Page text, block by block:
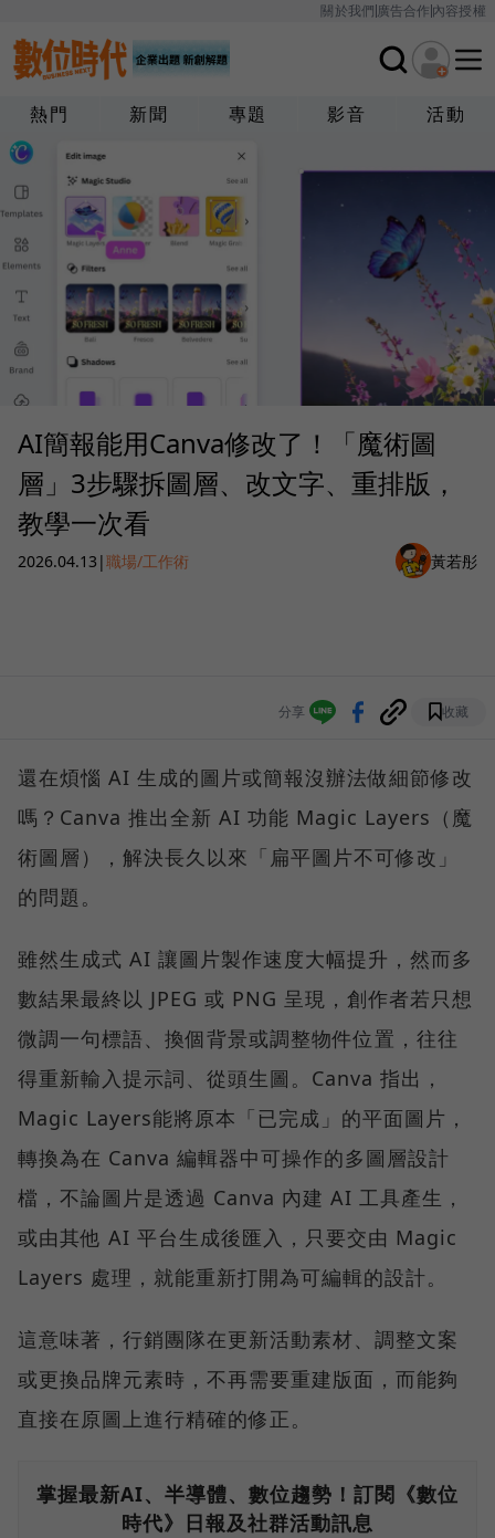
關於我們廣告合作內容授權
熱門 新聞 專題 影音 活動
AI簡報能用Canva修改了！「魔術圖
層」3步驟拆圖層、改文字、重排版，
教學一次看
2026.04.13 |職場/工作術 黃若彤
分享 收藏
還在煩惱 AI 生成的圖片或簡報沒辦法做細節修改
嗎？Canva 推出全新 AI 功能 Magic Layers（魔
術圖層），解決長久以來「扁平圖片不可修改」
的問題。
雖然生成式 AI 讓圖片製作速度大幅提升，然而多
數結果最終以 JPEG 或 PNG 呈現，創作者若只想
微調一句標語、換個背景或調整物件位置，往往
得重新輸入提示詞、從頭生圖。Canva 指出，
Magic Layers能將原本「已完成」的平面圖片，
轉換為在 Canva 編輯器中可操作的多圖層設計
檔，不論圖片是透過 Canva 內建 AI 工具產生，
或由其他 AI 平台生成後匯入，只要交由 Magic
Layers 處理，就能重新打開為可編輯的設計。
這意味著，行銷團隊在更新活動素材、調整文案
或更換品牌元素時，不再需要重建版面，而能夠
直接在原圖上進行精確的修正。
掌握最新AI、半導體、數位趨勢！訂閱《數位
時代》日報及社群活動訊息